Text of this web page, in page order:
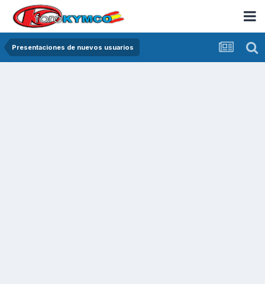
Presentaciones de nuevos usuarios